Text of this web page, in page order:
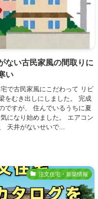
ない古民家風の間取りに
い
で古民家風にこだわって リビ
をむき出しにしました。 完成
ですが、 住んでいるうちに夏
になり始めました。 エアコン
天井がないせいで...
注文住宅・新築情報